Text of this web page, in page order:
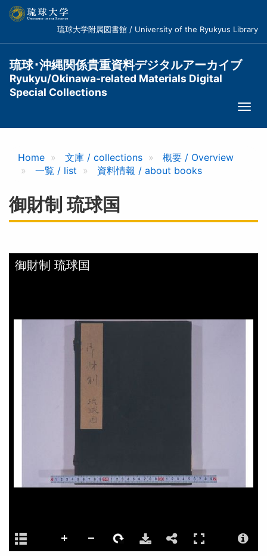
コ
琉球大学附属図書館 / University of the Ryukyus Library
琉球･沖縄関係貴重資料デジタルアーカイブ
Ryukyu/Okinawa-related Materials Digital
Special Collections
Home 文庫 / collections
概要 / Overview
一覧 / list
資料情報 / about books
御財制 琉球国